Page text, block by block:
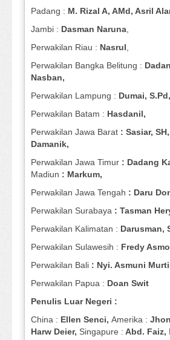
Padang : M. Rizal A, AMd, Asril
Jambi : Dasman Naruna
Perwakilan Riau : Nasrul
Perwakilan Bangka Belitung :
Nasban,
Perwakilan Lampung : Dumai, S.Pd,
Perwakilan Batam : Hasdanil,
Perwakilan Jawa Barat : Sasiar,
Damanik,
Perwakilan Jawa Timur : Dadang
Madiun : Markum,
Perwakilan Jawa Tengah : Daru
Perwakilan Surabaya : Tasman
Perwakilan Kalimatan : Darusman,
Perwakilan Sulawesih : Fredy
Perwakilan Bali : Nyi. Asmuni
Perwakilan Papua : Doan Swit
Penulis Luar Negeri :
China : Ellen Senci, Amerika :
Harw Deier, Singapure : Abd. Faiz,